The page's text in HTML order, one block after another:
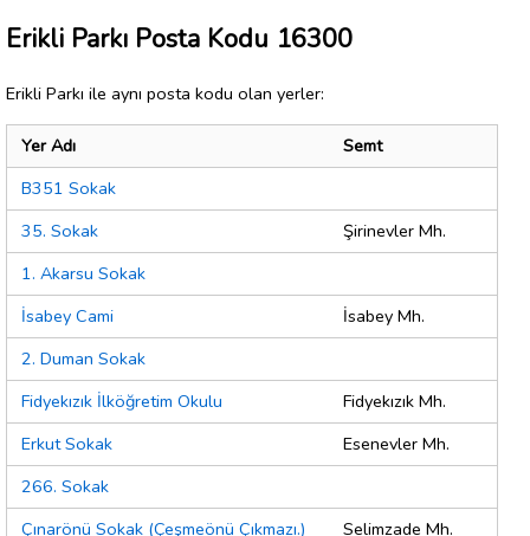
Erikli Parkı Posta Kodu 16300
Erikli Parkı ile aynı posta kodu olan yerler:
Yer Adı
Semt
B351 Sokak
35. Sokak
Şirinevler Mh.
1. Akarsu Sokak
İsabey Cami
İsabey Mh.
2. Duman Sokak
Fidyekızık İlköğretim Okulu
Fidyekızık Mh.
Erkut Sokak
Esenevler Mh.
266. Sokak
Çınarönü Sokak (Çeşmeönü Çıkmazı.)
Selimzade Mh.